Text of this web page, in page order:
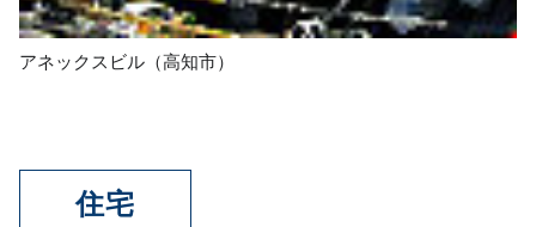
アネックスビル（高知市）
住宅